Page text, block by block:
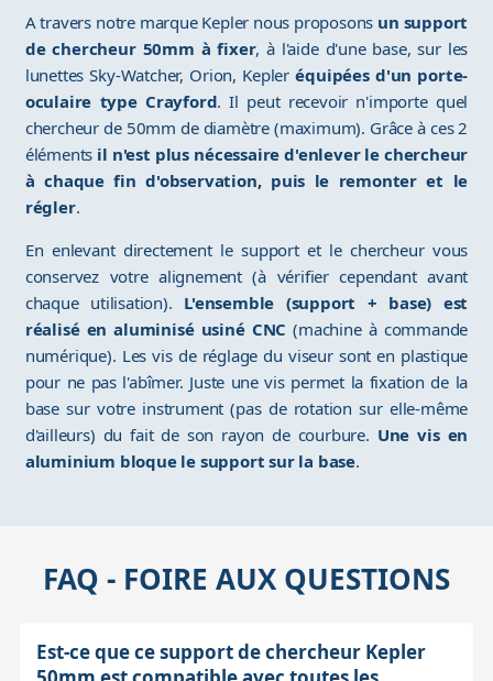
A travers notre marque Kepler nous proposons un support
de chercheur 50mm à fixer, à l'aide d'une base, sur les
lunettes Sky-Watcher, Orion, Kepleréquipées d'un porte-
oculaire type Crayford. Il peut recevoir n'importe quel
chercheur de 50mm de diamètre (maximum). Grâce à ces 2
éléments il n'est plus nécessaire d'enlever le chercheur
à chaque fin d'observation, puis le remonter et le
régler.
En enlevant directement le support et le chercheur vous
conservez votre alignement (à vérifier cependant avant
chaque utilisation). L'ensemble (support + base) est
réalisé en aluminisé usiné CNC (machine à commande
numérique). Les vis de réglage du viseur sont en plastique
pour ne pas l'abîmer. Juste une vis permet la fixation de la
base sur votre instrument (pas de rotation sur elle-même
d'ailleurs) du fait de son rayon de courbure. Une vis en
aluminium bloque le support sur la base.
FAQ - FOIRE AUX QUESTIONS
Est-ce que ce support de chercheur Kepler